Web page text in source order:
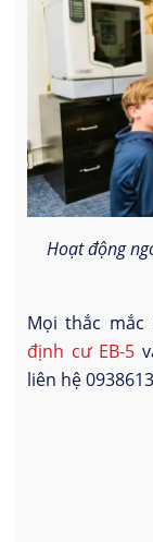
Hoạt động
Mọi thắc mắc
định cư EB-5
liên hệ